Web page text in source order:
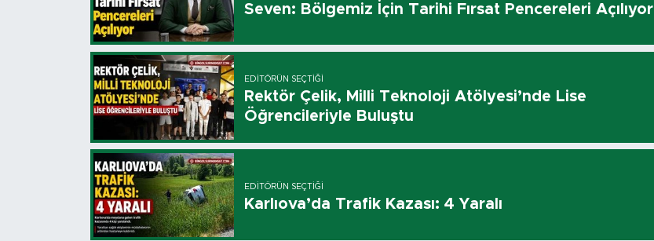
Seven: Bölgemiz İçin Tarihi Fırsat Pencereleri Açılıyor
EDITÖRÜN SEÇTIĞI
Rektör Çelik, Milli Teknoloji Atölyesi’nde Lise
Öğrencileriyle Buluştu
EDITÖRÜN SEÇTIĞI
Karlıova’da Trafik Kazası: 4 Yaralı